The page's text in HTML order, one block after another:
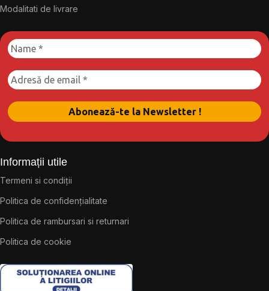
Modalitati de livrare
Informații utile
Termeni si condiții
Politica de confidențialitate
Politica de rambursari si returnari
Politica de cookie